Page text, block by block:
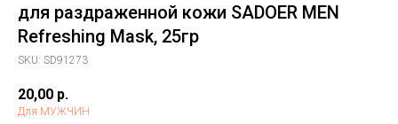
для раздраженной кожи SADOER MEN
Refreshing Mask, 25гр
SKU: SD91273
20,00 р.
Для МУЖЧИН